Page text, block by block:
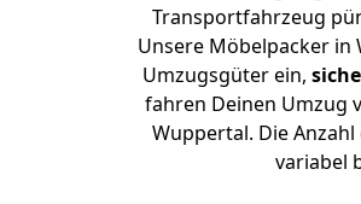
Transportfahrzeug
Unsere Möbelpacker
Umzugsgüter ein,
fahren Deinen Umzug
Wuppertal. Die
variabel